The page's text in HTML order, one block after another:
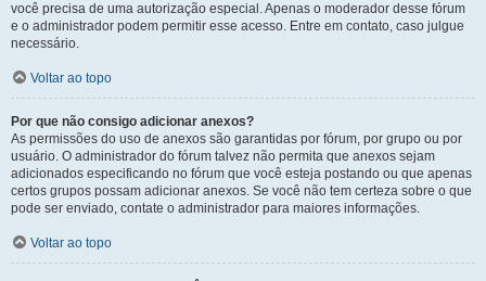
você precisa de uma autorização especial. Apenas o moderador desse fórum
e o administrador podem permitir esse acesso. Entre em contato, caso julgue
necessário.
Voltar ao topo
Por que não consigo adicionar anexos?
As permissões do uso de anexos são garantidas por fórum, por grupo ou por
usuário. O administrador do fórum talvez não permita que anexos sejam
adicionados especificando no fórum que você esteja postando ou que apenas
certos grupos possam adicionar anexos. Se você não tem certeza sobre o que
pode ser enviado, contate o administrador para maiores informações.
Voltar ao topo